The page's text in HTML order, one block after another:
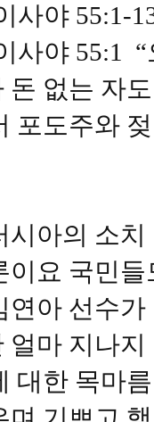
사야 55:1-
사야 55:1
돈 없는 자
포도주와
시아의 소
이요 국민
연아 선수
얼마 지나
대한 목마